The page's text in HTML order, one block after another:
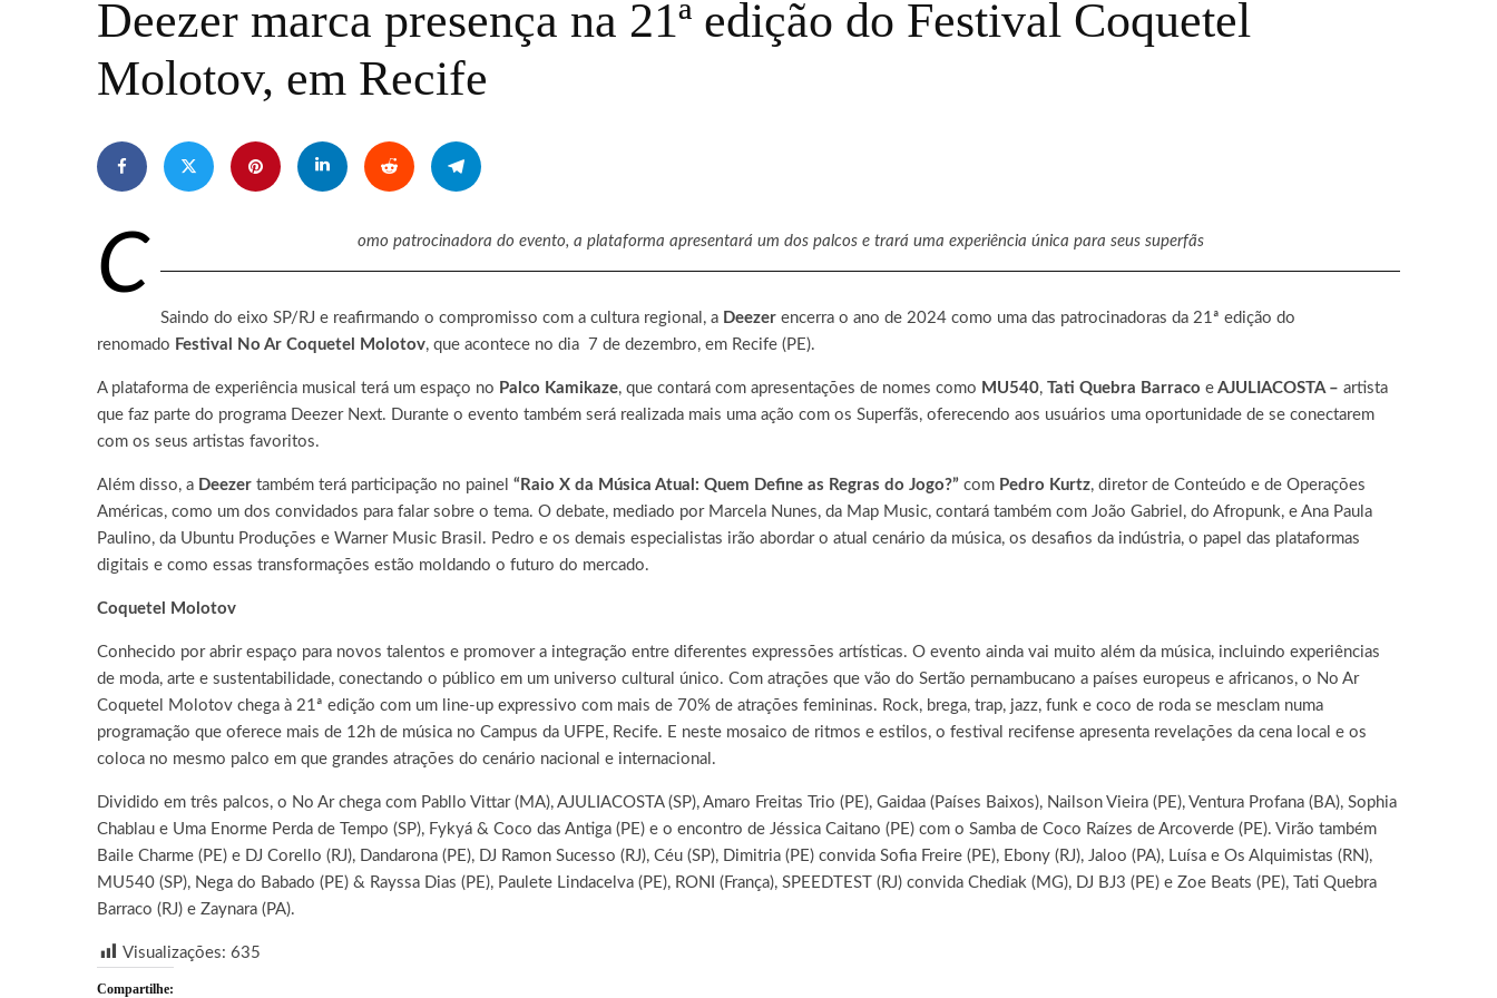
Deezer marca presença na 21ª edição do Festival Coquetel
Molotov, em Recife
C omo patrocinadora do evento, a plataforma apresentará um dos palcos e trará uma experiência única para seus superfãs
Saindo do eixo SP/RJ e reafirmando o compromisso com a cultura regional , a Deezer encerra o ano de 2024 como uma das patrocinadoras da 21ª edição do
renomado Festival No Ar Coquetel Molotov, que acontece no dia 7 de dezembro, em Recife (PE).
A plataforma de experiência musical terá um espaço no Palco Kamikaze, que contará com apresentações de nomes como MU540, Tati Quebra Barraco e AJULIACOSTA – artista
que faz parte do programa Deezer Next. Durante o evento também será realizada mais uma ação com os Superfãs, oferecendo aos usuários uma oportunidade de se conectarem
com os seus artistas favoritos.
Além disso, a Deezer também terá participação no painel “Raio X da Música Atual: Quem Define as Regras do Jogo?” com Pedro Kurtz, diretor de Conteúdo e de Operações
Américas, como um dos convidados para falar sobre o tema. O debate, mediado por Marcela Nunes, da Map Music, contará também com João Gabriel , do Afropunk, e Ana Paula
Paulino, da Ubuntu Produções e Warner Music Brasil. Pedro e os demais especialistas irão abordar o atual cenário da música, os desafios da indústria, o papel das plataformas
digitais e como essas transformações estão moldando o futuro do mercado.
Coquetel Molotov
Conhecido por abrir espaço para novos talentos e promover a integração entre diferentes expressões artísticas. O evento ainda vai muito além da música, incluindo experiências
de moda, arte e sustentabilidade, conectando o público em um universo cultural único. Com atrações que vão do Sertão pernambucano a países europeus e africanos, o No Ar
Coquetel Molotov chega à 21ª edição com um line-up expressivo com mais de 70% de atrações femininas. Rock, brega, trap, jazz, funk e coco de roda se mesclam numa
programação que oferece mais de 12h de música no Campus da UFPE, Recife. E neste mosaico de ritmos e estilos, o festival recifense apresenta revelações da cena local e os
coloca no mesmo palco em que grandes atrações do cenário nacional e internacional.
Dividido em três palcos, o No Ar chega com Pabllo Vittar (MA), AJULIACOSTA (SP), Amaro Freitas Trio (PE), Gaidaa (Países Baixos), Nailson Vieira (PE), Ventura Profana (BA), Sophia
Chablau e Uma Enorme Perda de Tempo (SP), Fykyá & Coco das Antiga (PE) e o encontro de Jéssica Caitano (PE) com o Samba de Coco Raízes de Arcoverde (PE). Virão também
Baile Charme (PE) e DJ Corello (RJ), Dandarona (PE), DJ Ramon Sucesso (RJ), Céu (SP), Dimitria (PE) convida Sofia Freire (PE), Ebony (RJ), Jaloo (PA), Luísa e Os Alquimistas (RN),
MU540 (SP), Nega do Babado (PE) & Rayssa Dias (PE), Paulete Lindacelva (PE), RONI (França), SPEEDTEST (RJ) convida Chediak (MG), DJ BJ3 (PE) e Zoe Beats (PE), Tati Quebra
Barraco (RJ) e Zaynara (PA).
Visualizações: 635
Compartilhe: